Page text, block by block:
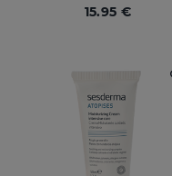
15.95 €